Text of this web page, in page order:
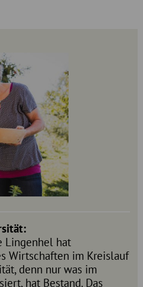
Lingenhel hat
Wirtschaften im Kreislauf
denn nur was im
hat Bestand. Das